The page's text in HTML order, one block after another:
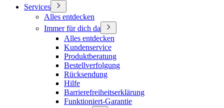
Services
Alles entdecken
Immer für dich da
Alles entdecken
Kundenservice
Produktberatung
Bestellverfolgung
Rücksendung
Hilfe
Barrierefreiheitserklärung
Funktioniert-Garantie